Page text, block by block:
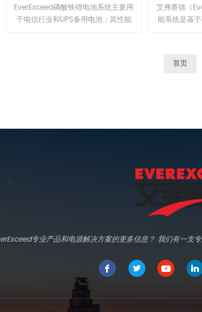
EverExceed磷酸铁锂电池系统主要用
于电信行业和UPS备用电池；其性能
统电池相比具有更广泛的性能及可靠
艾弗赛德（
能系统是基
统具备配置
产品广泛应
机房、分布
首页
专业产品和电源解决方案的更多信息？ 我们有一支